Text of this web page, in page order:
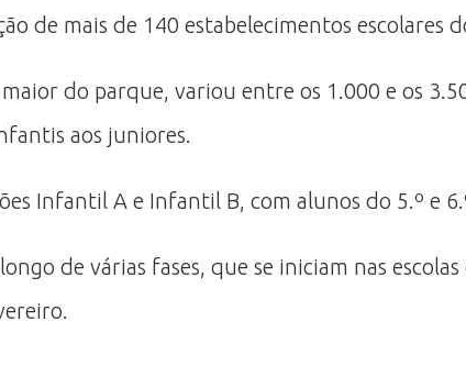
de mais de 140 estabelecimentos escolares
do parque, variou entre os 1.000 e os
aos juniores.
Infantil A e Infantil B, com alunos do 5.º e
de várias fases, que se iniciam nas